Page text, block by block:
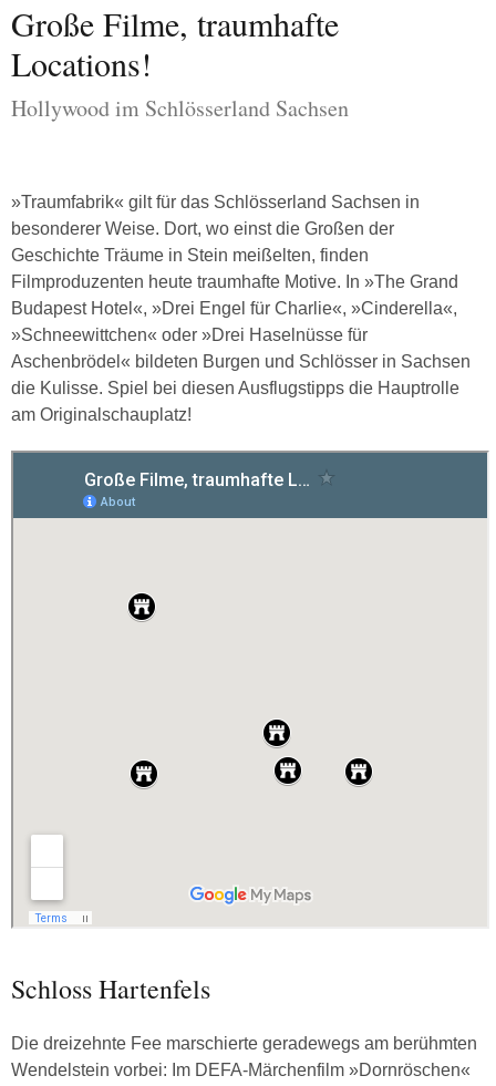
Große Filme, traumhafte
Locations!
Hollywood im Schlösserland Sachsen
»Traumfabrik« gilt für das Schlösserland Sachsen in
besonderer Weise. Dort, wo einst die Großen der
Geschichte Träume in Stein meißelten, finden
Filmproduzenten heute traumhafte Motive. In »The Grand
Budapest Hotel«, »Drei Engel für Charlie«, »Cinderella«,
»Schneewittchen« oder »Drei Haselnüsse für
Aschenbrödel« bildeten Burgen und Schlösser in Sachsen
die Kulisse. Spiel bei diesen Ausflugstipps die Hauptrolle
am Originalschauplatz!
Schloss Hartenfels
Die dreizehnte Fee marschierte geradewegs am berühmten
Wendelstein vorbei: Im DEFA-Märchenfilm »Dornröschen«